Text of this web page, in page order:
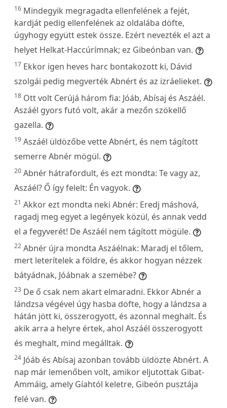
16 Mindegyik megragadta ellenfelének a fejét,
kardját pedig ellenfelének az oldalába döfte,
úgyhogy együtt estek össze. Ezért nevezték el azt a
helyet Helkat-Haccúrímnak; ez Gibeónban van.
17 Ekkor igen heves harc bontakozott ki, Dávid
szolgái pedig megverték Abnért és az izráelieket.
18 Ott volt Cerújá három fia: Jóáb, Abísaj és Aszáél.
Aszáél gyors futó volt, akár a mezőn szökellő
gazella.
19 Aszáél üldözőbe vette Abnért, és nem tágított
semerre Abnér mögül.
20 Abnér hátrafordult, és ezt mondta: Te vagy az,
Aszáél? Ő így felelt: Én vagyok.
21 Akkor ezt mondta neki Abnér: Eredj máshová,
ragadj meg egyet a legények közül, és annak vedd
el a fegyverét! De Aszáél nem tágított mögüle.
22 Abnér újra mondta Aszáélnak: Maradj el tőlem,
mert leterítelek a földre, és akkor hogyan nézzek
bátyádnak, Jóábnak a szemébe?
23 De ő csak nem akart elmaradni. Ekkor Abnér a
lándzsa végével úgy hasba döfte, hogy a lándzsa a
hátán jött ki, összerogyott, és azonnal meghalt. És
akik arra a helyre értek, ahol Aszáél összerogyott
és meghalt, mind megálltak.
24 Jóáb és Abísaj azonban tovább üldözte Abnért. A
nap már lemenőben volt, amikor eljutottak Gibat-
Ammáig, amely Gíahtól keletre, Gibeón pusztája
felé van.